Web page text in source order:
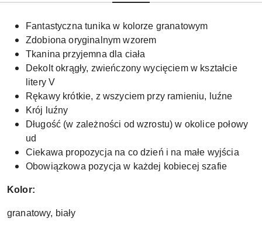
Fantastyczna tunika w kolorze granatowym
Zdobiona oryginalnym wzorem
Tkanina przyjemna dla ciała
Dekolt okrągły, zwieńczony wycięciem w kształcie
litery V
Rękawy krótkie, z wszyciem przy ramieniu, luźne
Krój luźny
Długość (w zależności od wzrostu) w okolice połowy
ud
Ciekawa propozycja na co dzień i na małe wyjścia
Obowiązkowa pozycja w każdej kobiecej szafie
Kolor:
granatowy, biały